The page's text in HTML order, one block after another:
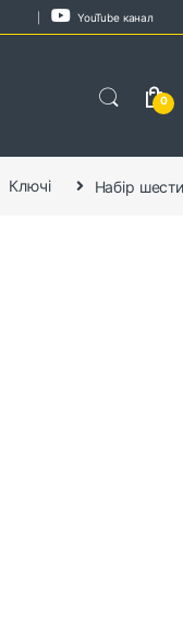
YouTube канал
0
Ключі Набір